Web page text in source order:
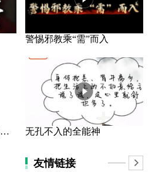
警惕邪教乘“需”而入
王娟娟因“全能神”邪教离家 母亲长年哭泣几近盲 无孔不入的全能神
友情链接